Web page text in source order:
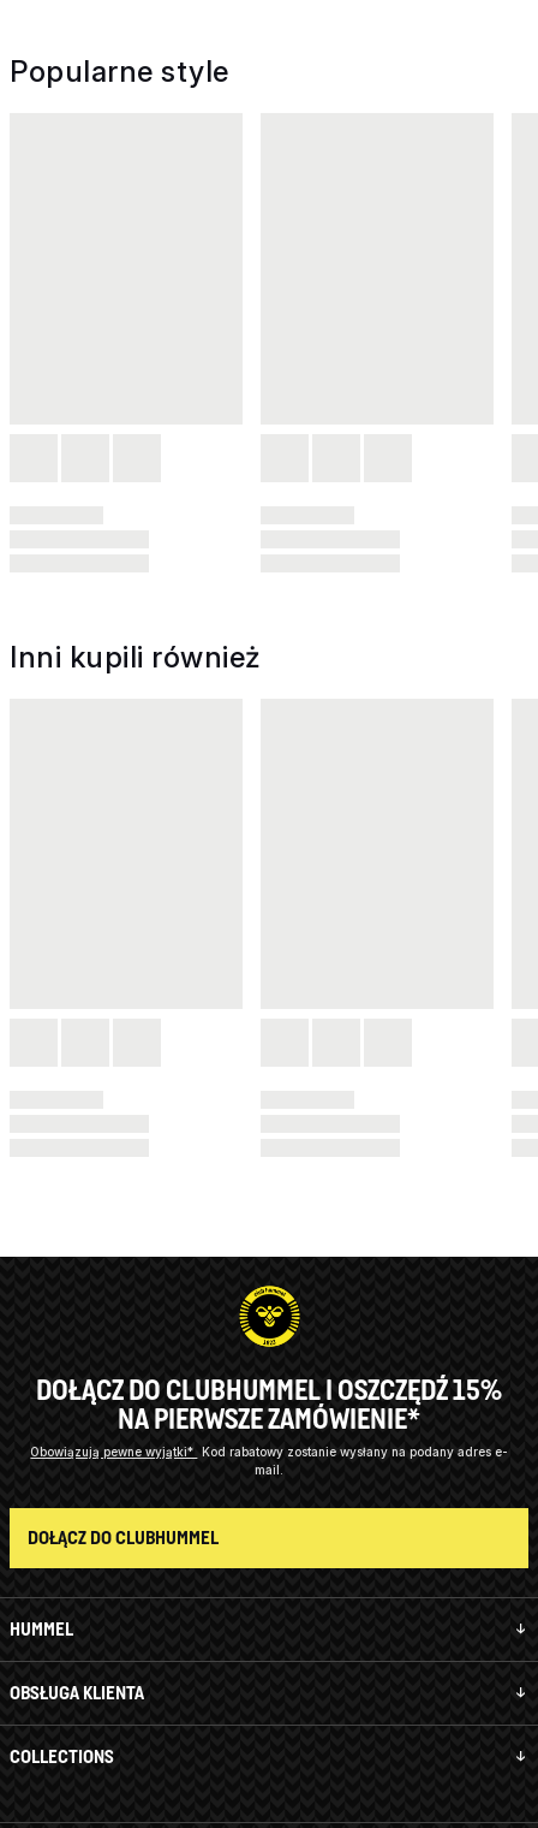
Popularne style
Inni kupili również
HUMMEL
OBSŁUGA KLIENTA
COLLECTIONS
DOŁĄCZ DO CLUBHUMMEL I OSZCZĘDŹ 15%
NA PIERWSZE ZAMÓWIENIE*
Obowiązują pewne wyjątki*
Kod rabatowy zostanie wysłany na podany adres e-
mail.
DOŁĄCZ DO CLUBHUMMEL